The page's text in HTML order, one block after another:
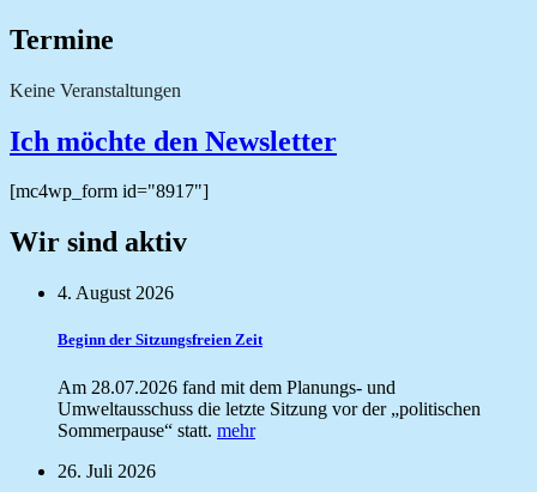
Termine
Keine Veranstaltungen
Ich möchte den Newsletter
[mc4wp_form id="8917"]
Wir sind aktiv
4. August 2026
Beginn der Sitzungsfreien Zeit
Am 28.07.2026 fand mit dem Planungs- und
Umweltausschuss die letzte Sitzung vor der „politischen
Sommerpause“ statt. mehr
26. Juli 2026